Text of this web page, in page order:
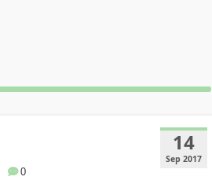
14
Sep 2017
0